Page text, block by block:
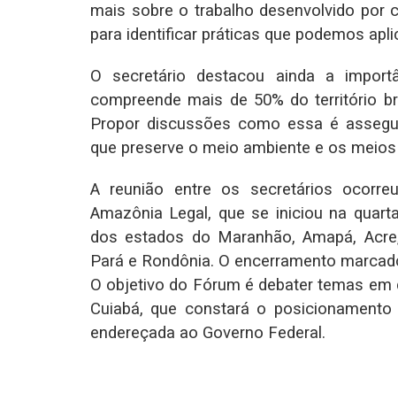
mais sobre o trabalho desenvolvido por
para identificar práticas que podemos
O secretário destacou ainda a
compreende mais de 50% do território
Propor discussões como essa é
que preserve o meio ambiente e os
A reunião entre os secretários
Amazônia Legal, que se iniciou na
dos estados do Maranhão, Amapá,
Pará e Rondônia. O encerramento
O objetivo do Fórum é debater temas
Cuiabá, que constará o
endereçada ao Governo Federal.